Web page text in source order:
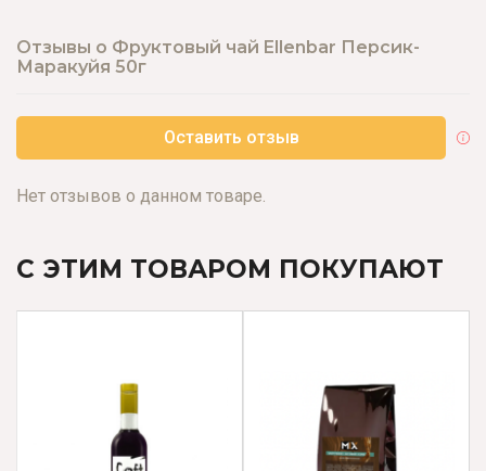
Отзывы о Фруктовый чай Ellenbar Персик-
Маракуйя 50г
Оставить отзыв
Нет отзывов о данном товаре.
С ЭТИМ ТОВАРОМ ПОКУПАЮТ